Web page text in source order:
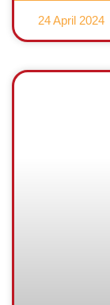
24 April 2024